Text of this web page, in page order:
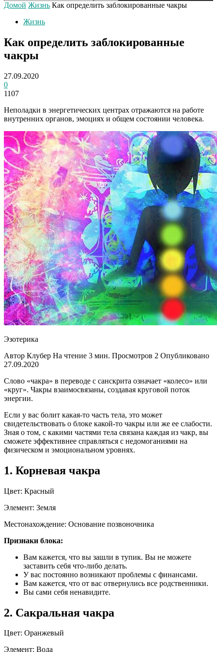
Домой Жизнь Как определить заблокированные чакры
Жизнь
Как определить заблокированные
чакры
27.09.2020
0
1107
Неполадки в энергетических центрах отражаются на работе
внутренних органов, эмоциях и общем состоянии человека.
Эзотерика
Автор Клубер На чтение 3 мин. Просмотров 2 Опубликовано
27.09.2020
Слово «чакра» в переводе с санскрита означает «колесо» или
«круг». Чакры взаимосвязаны, создавая круговой поток
энергии.
Если у вас болит какая-то часть тела, это может
свидетельствовать о блоке какой-то чакры или же ее слабости.
Зная о том, с какими частями тела связана каждая из чакр, вы
сможете эффективнее справляться с недомоганиями на
физическом и эмоциональном уровнях.
1. Корневая чакра
Цвет: Красный
Элемент: Земля
Местонахождение: Основание позвоночника
Признаки блока:
Вам кажется, что вы зашли в тупик. Вы не можете
заставить себя что-либо делать.
У вас постоянно возникают проблемы с финансами.
Вам кажется, что от вас отвернулись все родственники.
Вы сами себя ненавидите.
2. Сакральная чакра
Цвет: Оранжевый
Элемент: Вода